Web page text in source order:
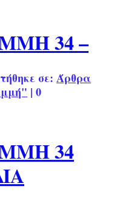
34 –
σε: Άρθρα
| 0
34